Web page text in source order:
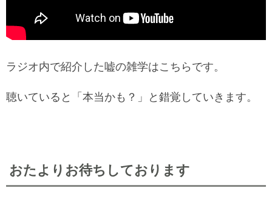
ラジオ内で紹介した嘘の雑学はこちらです。
聴いていると「本当かも？」と錯覚していきます。
おたよりお待ちしております